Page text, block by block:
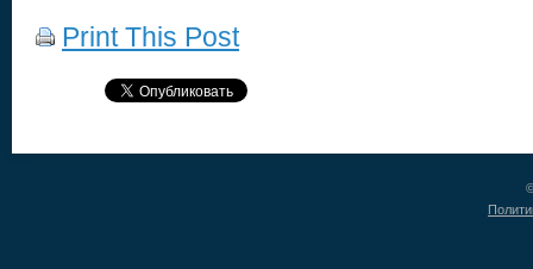
Print This Post